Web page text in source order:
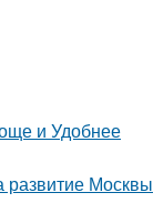
и Удобнее
развитие Москвы